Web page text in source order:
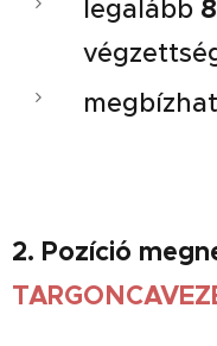
legalább 8
2. Pozíció